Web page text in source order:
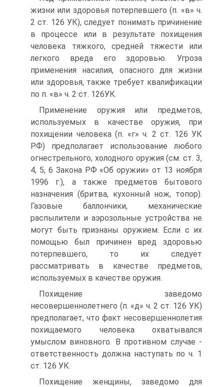
жизни или здоровья потерпевшего (п. «в» ч.
2 ст. 126 УК), следует понимать причинение
в процессе или в результате похищения
человека тяжкого, средней тяжести или
легкого вреда его здоровью. Угроза
применения насилия, опасного для жизни
или здоровья, также требует квалификации
по п. «в» ч. 2 ст. 126УК.
Применение оружия или предметов,
используемых в качестве оружия, при
похищении человека (п. «г» ч. 2 ст. 126 УК
РФ) предполагает использование любого
огнестрельного, холодного оружия (см. ст. 3,
4, 5, 6 Закона РФ «Об оружии» от 13 ноября
1996 г.), а также предметов бытового
назначения (бритва, кухонный нож, топор).
Газовые баллончики, механические
распылители и аэрозольные устройства не
могут быть признаны оружием. Если с их
помощью был причинен вред здоровью
потерпевшего, то их следует
рассматривать в качестве предметов,
используемых в качестве оружия.
Похищение заведомо
несовершеннолетнего (п. «д» ч. 2 ст. 126 УК)
предполагает, что факт несовершеннолетия
похищаемого человека охватывался
умыслом виновного. В противном случае -
ответственность должна наступать по ч. 1
ст. 126 УК.
Похищение женщины, заведомо для